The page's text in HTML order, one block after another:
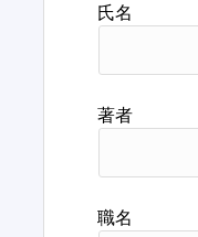
氏名
著者
職名